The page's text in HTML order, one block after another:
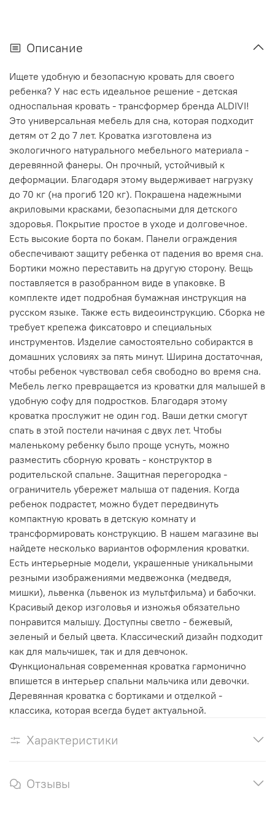
Описание
Ищете удобную и безопасную кровать для своего
ребенка? У нас есть идеальное решение - детская
односпальная кровать - трансформер бренда ALDIVI!
Это универсальная мебель для сна, которая подходит
детям от 2 до 7 лет. Кроватка изготовлена из
экологичного натурального мебельного материала -
деревянной фанеры. Он прочный, устойчивый к
деформации. Благодаря этому выдерживает нагрузку
до 70 кг (на прогиб 120 кг). Покрашена надежными
акриловыми красками, безопасными для детского
здоровья. Покрытие простое в уходе и долговечное.
Есть высокие борта по бокам. Панели ограждения
обеспечивают защиту ребенка от падения во время сна.
Бортики можно переставить на другую сторону. Вещь
поставляется в разобранном виде в упаковке. В
комплекте идет подробная бумажная инструкция на
русском языке. Также есть видеоинструкцию. Сборка не
требует крепежа фиксатовро и специальных
инструментов. Изделие самостоятельно собирактся в
домашних условиях за пять минут. Ширина достаточная,
чтобы ребенок чувствовал себя свободно во время сна.
Мебель легко превращается из кроватки для малышей в
удобную софу для подростков. Благодаря этому
кроватка прослужит не один год. Ваши детки смогут
спать в этой постели начиная с двух лет. Чтобы
маленькому ребенку было проще уснуть, можно
разместить сборную кровать - конструктор в
родительской спальне. Защитная перегородка -
ограничитель убережет малыша от падения. Когда
ребенок подрастет, можно будет передвинуть
компактную кровать в детскую комнату и
трансформировать конструкцию. В нашем магазине вы
найдете несколько вариантов оформления кроватки.
Есть интерьерные модели, украшенные уникальными
резными изображениями медвежонка (медведя,
мишки), львенка (львенок из мультфильма) и бабочки.
Красивый декор изголовья и изножья обязательно
понравится малышу. Доступны светло - бежевый,
зеленый и белый цвета. Классический дизайн подходит
как для мальчишек, так и для девчонок.
Функциональная современная кроватка гармонично
впишется в интерьер спальни мальчика или девочки.
Деревянная кроватка с бортиками и отделкой -
классика, которая всегда будет актуальной.
Характеристики
Отзывы